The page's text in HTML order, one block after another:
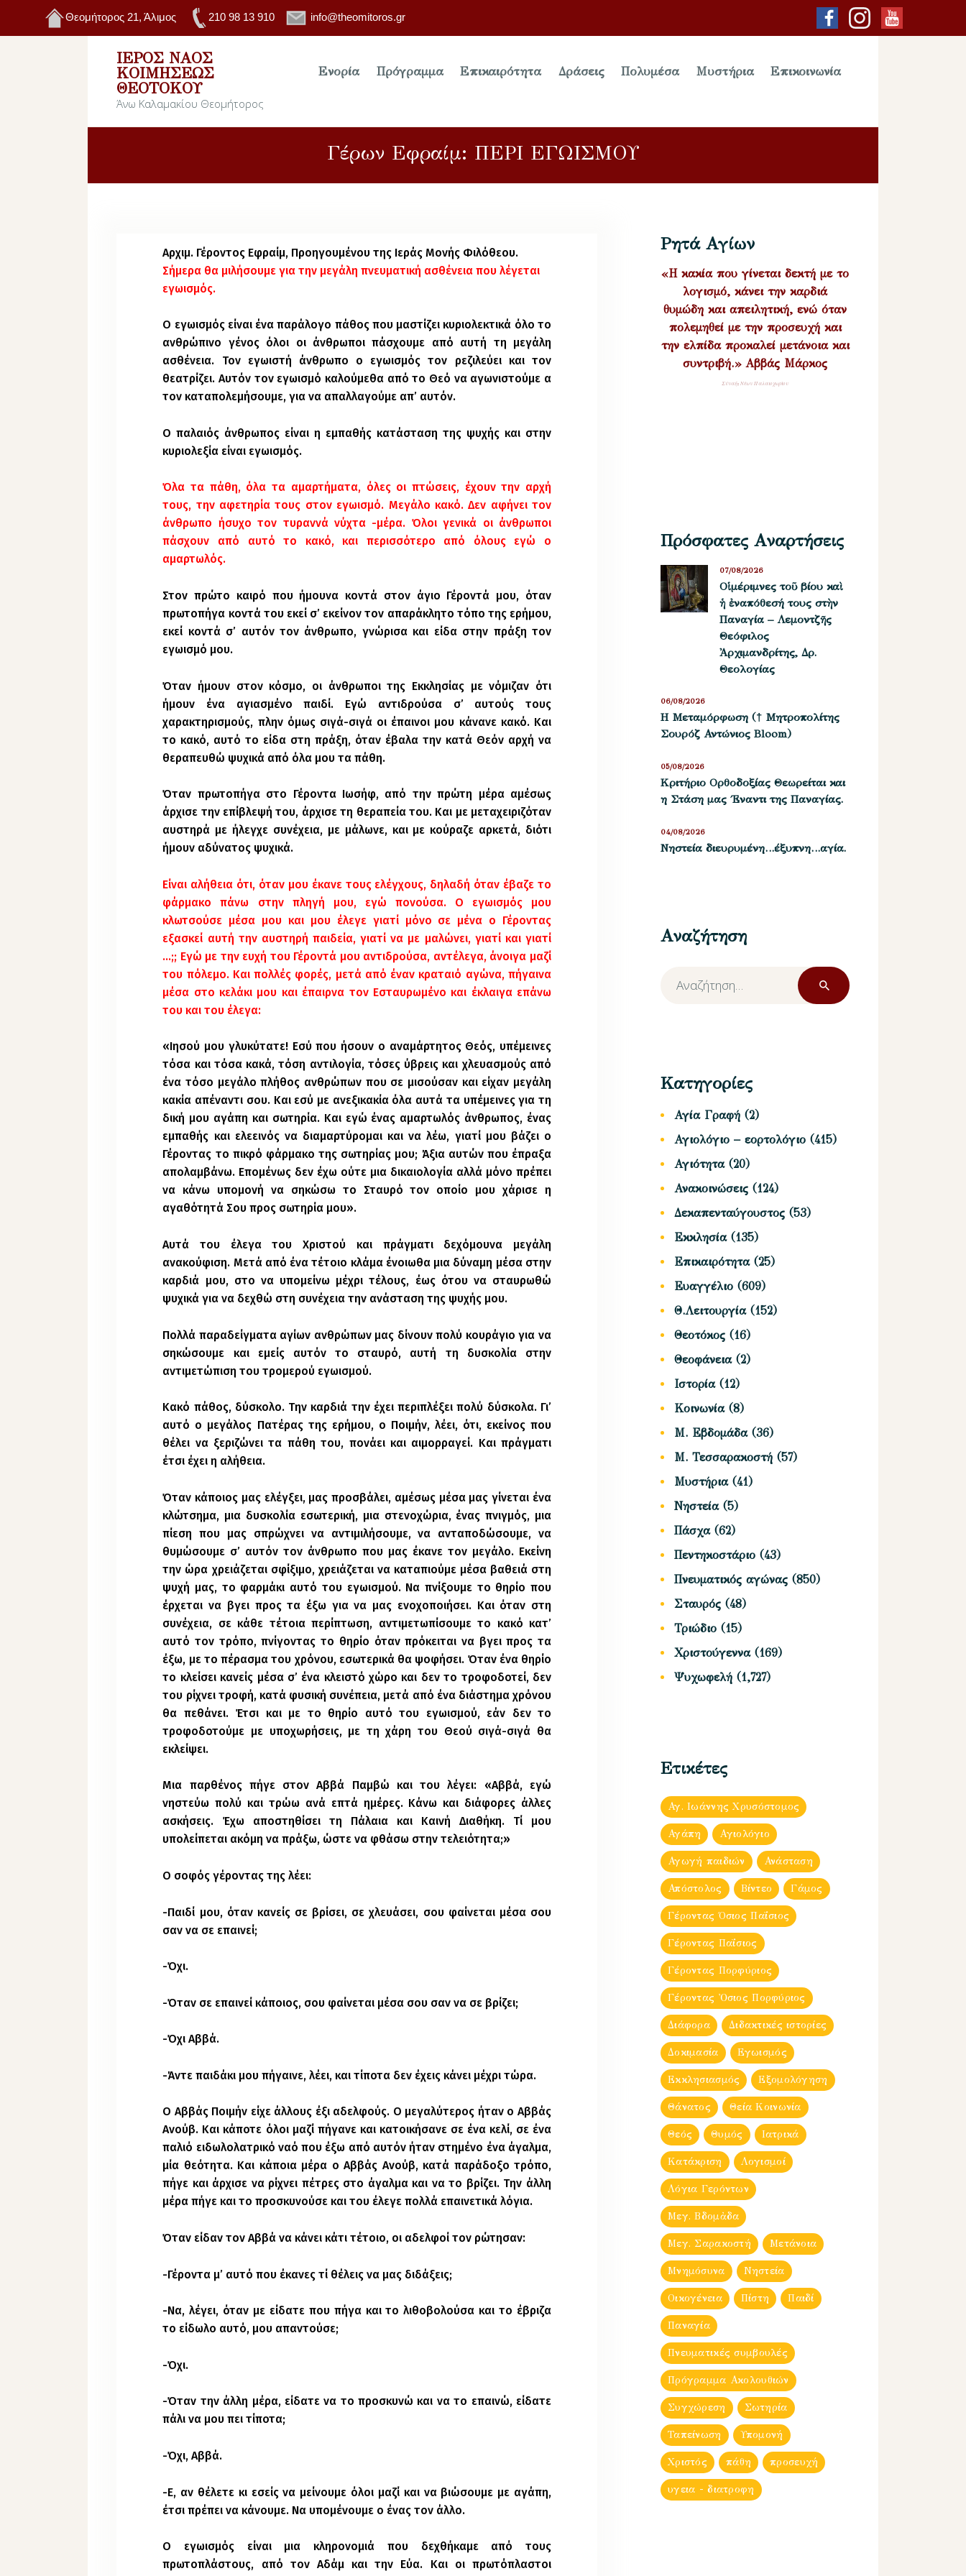
Θεομήτορος 21, Άλιμος 210 98 13 910 info@theomitoros.gr
ΙΕΡΌΣ ΝΑΌΣ
ΚΟΙΜΉΣΕΩΣ
ΘΕΟΤΌΚΟΥ
Άνω Καλαμακίου Θεομήτορος
Ενορία Πρόγραμμα Επικαιρότητα Δράσεις Πολυμέσα Μυστήρια Επικοινωνία
Γέρων Εφραίμ: ΠΕΡΙ ΕΓΩΙΣΜΟΥ
Αρχιμ. Γέροντος Εφραίμ, Προηγουμένου της Ιεράς Μονής Φιλόθεου.
Σήμερα θα μιλήσουμε για την μεγάλη πνευματική ασθένεια που λέγεται
εγωισμός.
Ο εγωισμός είναι ένα παράλογο πάθος που μαστίζει κυριολεκτικά όλο το
ανθρώπινο γένος όλοι οι άνθρωποι πάσχουμε από αυτή τη μεγάλη
ασθένεια. Τον εγωιστή άνθρωπο ο εγωισμός τον ρεζιλεύει και τον
θεατρίζει. Αυτόν τον εγωισμό καλούμεθα από το Θεό να αγωνιστούμε α
τον καταπολεμήσουμε, για να απαλλαγούμε απ’ αυτόν.
Ο παλαιός άνθρωπος είναι η εμπαθής κατάσταση της ψυχής και στην
κυριολεξία είναι εγωισμός.
Όλα τα πάθη, όλα τα αμαρτήματα, όλες οι πτώσεις, έχουν την αρχή
τους, την αφετηρία τους στον εγωισμό. Μεγάλο κακό. Δεν αφήνει τον
άνθρωπο ήσυχο τον τυραννά νύχτα -μέρα. Όλοι γενικά οι άνθρωποι
πάσχουν από αυτό το κακό, και περισσότερο από όλους εγώ ο
αμαρτωλός.
Στον πρώτο καιρό που ήμουνα κοντά στον άγιο Γέροντά μου, όταν
πρωτοπήγα κοντά του εκεί σ’ εκείνον τον απαράκλητο τόπο της ερήμου,
εκεί κοντά σ’ αυτόν τον άνθρωπο, γνώρισα και είδα στην πράξη τον
εγωισμό μου.
Όταν ήμουν στον κόσμο, οι άνθρωποι της Εκκλησίας με νόμιζαν ότι
ήμουν ένα αγιασμένο παιδί. Εγώ αντιδρούσα σ’ αυτούς τους
χαρακτηρισμούς, πλην όμως σιγά-σιγά οι έπαινοι μου κάνανε κακό. Και
το κακό, αυτό το είδα στη πράξη, όταν έβαλα την κατά Θεόν αρχή να
θεραπευθώ ψυχικά από όλα μου τα πάθη.
Όταν πρωτοπήγα στο Γέροντα Ιωσήφ, από την πρώτη μέρα αμέσως
άρχισε την επίβλεψή του, άρχισε τη θεραπεία του. Και με μεταχειριζόταν
αυστηρά με ήλεγχε συνέχεια, με μάλωνε, και με κούραζε αρκετά, διότι
ήμουν αδύνατος ψυχικά.
Είναι αλήθεια ότι, όταν μου έκανε τους ελέγχους, δηλαδή όταν έβαζε το
φάρμακο πάνω στην πληγή μου, εγώ πονούσα. Ο εγωισμός μου
κλωτσούσε μέσα μου και μου έλεγεγιατί μόνο σε μένα ο Γέροντας
εξασκεί αυτή την αυστηρή παιδεία, γιατί να με μαλώνει, γιατί και γιατί
…;; Εγώ με την ευχή του Γέροντά μου αντιδρούσα, αντέλεγα, άνοιγα μαζί
του πόλεμο. Και πολλές φορές, μετά από έναν κραταιό αγώνα, πήγαινα
μέσα στο κελάκι μου και έπαιρνα τον Εσταυρωμένο και έκλαιγα επάνω
του και του έλεγα:
«Ιησού μου γλυκύτατε! Εσύ που ήσουν ο αναμάρτητος Θεός, υπέμεινες
τόσα και τόσα κακά, τόση αντιλογία, τόσες ύβρεις και χλευασμούς από
ένα τόσο μεγάλο πλήθος ανθρώπων που σε μισούσαν και είχαν μεγάλη
κακία απέναντι σου. Και εσύ με ανεξικακία όλα αυτά τα υπέμεινες για τη
δική μου αγάπη και σωτηρία. Και εγώ ένας αμαρτωλός άνθρωπος, ένας
εμπαθής και ελεεινός να διαμαρτύρομαι και να λέω, γιατί μου βάζει ο
Γέροντας το πικρό φάρμακο της σωτηρίας μου; Άξια αυτών που έπραξα
απολαμβάνω. Επομένως δεν έχω ούτε μια δικαιολογία αλλά μόνο πρέπει
να κάνω υπομονή να σηκώσω το Σταυρό τον οποίο μου χάρισε η
αγαθότητά Σου προς σωτηρία μου».
Αυτά του έλεγα του Χριστού και πράγματι δεχόμουνα μεγάλη
ανακούφιση. Μετά από ένα τέτοιο κλάμα ένοιωθα μια δύναμη μέσα στην
καρδιά μου, στο να υπομείνω μέχρι τέλους, έως ότου να σταυρωθώ
ψυχικά για να δεχθώ στη συνέχεια την ανάσταση της ψυχής μου.
Πολλά παραδείγματα αγίων ανθρώπων μας δίνουν πολύ κουράγιο για να
σηκώσουμε και εμείς αυτόν το σταυρό, αυτή τη δυσκολία στην
αντιμετώπιση του τρομερού εγωισμού.
Κακό πάθος, δύσκολο. Την καρδιά την έχει περιπλέξει πολύ δύσκολα. Γι’
αυτό ο μεγάλος Πατέρας της ερήμου, ο Ποιμήν, λέει, ότι, εκείνος που
θέλει να ξεριζώνει τα πάθη του, πονάει και αιμορραγεί. Και πράγματι
έτσι έχει η αλήθεια.
Όταν κάποιος μας ελέγξει, μας προσβάλει, αμέσως μέσα μας γίνεται ένα
κλώτσημα, μια δυσκολία εσωτερική, μια στενοχώρια, ένας πνιγμός, μια
πίεση που μας σπρώχνει να αντιμιλήσουμε, να ανταποδώσουμε, να
θυμώσουμε σ’ αυτόν τον άνθρωπο που μας έκανε τον μεγάλο. Εκείνη
την ώρα χρειάζεται σφίξιμο, χρειάζεται να καταπιούμε μέσα βαθειά στη
ψυχή μας, το φαρμάκι αυτό του εγωισμού. Να πνίξουμε το θηρίο που
έρχεται να βγει προς τα έξω για να μας ενοχοποιήσει. Και όταν στη
συνέχεια, σε κάθε τέτοια περίπτωση, αντιμετωπίσουμε το κακό κατ’
αυτό τον τρόπο, πνίγοντας το θηρίο όταν πρόκειται να βγει προς τα
έξω, με το πέρασμα του χρόνου, εσωτερικά θα ψοφήσει. Όταν ένα θηρίο
το κλείσει κανείς μέσα σ’ ένα κλειστό χώρο και δεν το τροφοδοτεί, δεν
του ρίχνει τροφή, κατά φυσική συνέπεια, μετά από ένα διάστημα χρόνου
θα πεθάνει. Έτσι και με το θηρίο αυτό του εγωισμού, εάν δεν το
τροφοδοτούμε με υποχωρήσεις, με τη χάρη του Θεού σιγά-σιγά θα
εκλείψει.
Μια παρθένος πήγε στον Αββά Παμβώ και του λέγει: «Αββά, εγώ
νηστεύω πολύ και τρώω ανά επτά ημέρες. Κάνω και διάφορες άλλες
ασκήσεις. Έχω αποστηθίσει τη Πάλαια και Καινή Διαθήκη. Τί μου
υπολείπεται ακόμη να πράξω, ώστε να φθάσω στην τελειότητα;»
Ο σοφός γέροντας της λέει:
-Παιδί μου, όταν κανείς σε βρίσει, σε χλευάσει, σου φαίνεται μέσα σου
σαν να σε επαινεί;
-Όχι.
-Όταν σε επαινεί κάποιος, σου φαίνεται μέσα σου σαν να σε βρίζει;
-Όχι Αββά.
-Άντε παιδάκι μου πήγαινε, λέει, και τίποτα δεν έχεις κάνει μέχρι τώρα.
Ο Αββάς Ποιμήν είχε άλλους έξι αδελφούς. Ο μεγαλύτερος ήταν ο Αββάς
Ανούβ. Και κάποτε όλοι μαζί πήγανε και κατοικήσανε σε ένα κελί, σε ένα
παλιό ειδωλολατρικό ναό που έξω από αυτόν ήταν στημένο ένα άγαλμα,
μία θεότητα. Και κάποια μέρα ο Αββάς Ανούβ, κατά παράδοξο τρόπο,
πήγε και άρχισε να ρίχνει πέτρες στο άγαλμα και να το βρίζει. Την άλλη
μέρα πήγε και το προσκυνούσε και του έλεγε πολλά επαινετικά λόγια.
Όταν είδαν τον Αββά να κάνει κάτι τέτοιο, οι αδελφοί τον ρώτησαν:
-Γέροντα μ’ αυτό που έκανες τί θέλεις να μας διδάξεις;
-Να, λέγει, όταν με είδατε που πήγα και το λιθοβολούσα και το έβριζα
το είδωλο αυτό, μου απαντούσε;
-Όχι.
-Όταν την άλλη μέρα, είδατε να το προσκυνώ και να το επαινώ, είδατε
πάλι να μου πει τίποτα;
-Όχι, Αββά.
-Ε, αν θέλετε κι εσείς να μείνουμε όλοι μαζί και να βιώσουμε με αγάπη,
έτσι πρέπει να κάνουμε. Να υπομένουμε ο ένας τον άλλο.
Ο εγωισμός είναι μια κληρονομιά που δεχθήκαμε από τους
πρωτοπλάστους, από τον Αδάμ και την Εύα. Και οι πρωτόπλαστοι
Ρητά Αγίων
«Η κακία που γίνεται δεκτή με το
λογισμό, κάνει την καρδιά
θυμώδη και απειλητική, ενώ όταν
πολεμηθεί με την προσευχή και
την ελπίδα προκαλεί μετάνοια και
συντριβή.» Αββάς Μάρκος
Σύναξη Νέων Παλαιοχωρίου
Πρόσφατες Αναρτήσεις
Οἱ μέριμνες τοῦ βίου καὶ
ἡ ἐναπόθεσή τους στὴν
Παναγία – Λεμοντζῆς
Θεόφιλος
Ἀρχιμανδρίτης, Δρ.
Θεολογίας
07/08/2026
Η Μεταμόρφωση († Μητροπολίτης
Σουρόζ Αντώνιος Bloom)
06/08/2026
Kριτήριο Oρθοδοξίας Θεωρείται και
η Στάση μας ΄Εναντι της Παναγίας.
05/08/2026
Νηστεία διευρυμένη…έξυπνη…αγία.
04/08/2026
Αναζήτηση
Αναζήτηση
για:
Κατηγορίες
Αγία Γραφή (2)
Αγιολόγιο – εορτολόγιο (415)
Αγιότητα(20)
Ανακοινώσεις (124)
Δεκαπενταύγουστος (53)
Εκκλησία(135)
Επικαιρότητα(25)
Ευαγγέλιο (609)
Θ.Λειτουργία(152)
Θεοτόκος (16)
Θεοφάνεια(2)
Ιστορία(12)
Κοινωνία(8)
Μ. Εβδομάδα(36)
Μ. Τεσσαρακοστή (57)
Μυστήρια(41)
Νηστεία(5)
Πάσχα(62)
Πεντηκοστάριο (43)
Πνευματικός αγώνας (850)
Σταυρός (48)
Τριώδιο (15)
Χριστούγεννα(169)
Ψυχωφελή (1,727)
Ετικέτες
Αγ. Ιωάννης Χρυσόστομος
Αγάπη Αγιολόγιο
Αγωγή παιδιών Ανάσταση
Απόστολος Βίντεο Γάμος
Γέροντας Όσιος Παΐσιος
Γέροντας Παΐσιος
Γέροντας Πορφύριος
Γέροντας Ὀσιος Πορφύριος
Διάφορα Διδακτικές ιστορίες
Δοκιμασία Εγωισμός
Εκκλησιασμός Εξομολόγηση
Θάνατος Θεία Κοινωνία
Θεός Θυμός Ιατρικά
Κατάκριση Λογισμοί
Λόγια Γερόντων
Μεγ. Βδομἀδα
Μεγ. Σαρακοστή Μετάνοια
Μνημόσυνα Νηστεία
Οικογένεια Πίστη Παιδί
Παναγία
Πνευματικές συμβουλές
Πρόγραμμα Ακολουθιών
Συγχώρεση Σωτηρία
Ταπείνωση Υπομονή
Χριστός πάθη προσευχή
υγεια - διατροφη